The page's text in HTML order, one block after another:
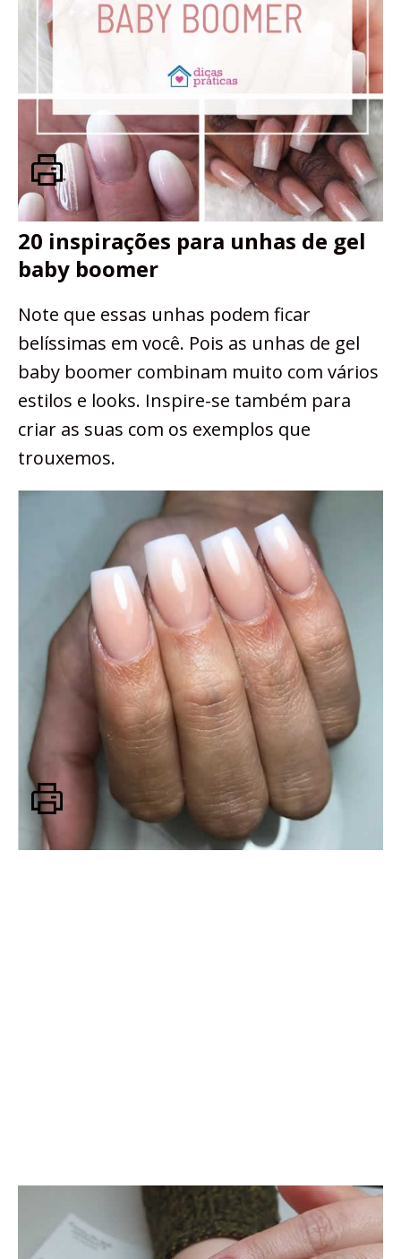
20 inspirações para unhas de gel
baby boomer
Note que essas unhas podem ficar
belíssimas em você. Pois as unhas de gel
baby boomer combinam muito com vários
estilos e looks. Inspire-se também para
criar as suas com os exemplos que
trouxemos.